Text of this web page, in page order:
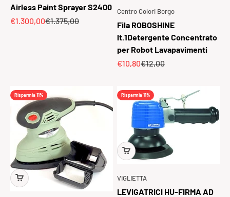
Airless Paint Sprayer S2400
Prezzo scontato
€1.300,00Prezzo
€1.375,00
Centro Colori Borgo
Fila ROBOSHINE
lt.1Detergente Concentrato
per Robot Lavapavimenti
Prezzo scontato
€10,80Prezzo
€12,00
Risparmia 11% Risparmia 11%
VIGLIETTA
LEVIGATRICI HU-FIRMA AD